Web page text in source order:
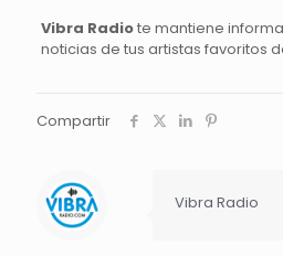
Vibra Radiote mantiene
noticias de tus artistas favoritos
Compartir
Vibra Radio